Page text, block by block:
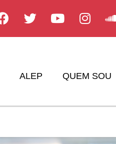
ALEP QUEM SOU